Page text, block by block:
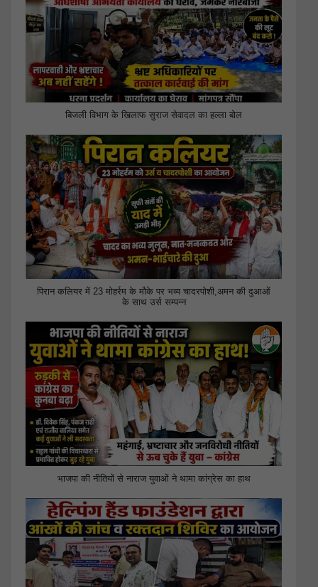
बिजली विभाग के खिलाफ सुराज सेवादल का हल्ला बोल
पिरान कलियर में 23 मोहर्रम के मौके पर भव्य चादरपोशी,अमन की दुआओं
के साथ उर्स सम्पन्न
भाजपा की नीतियों से नाराज युवाओं ने थामा कांग्रेस का हाथ